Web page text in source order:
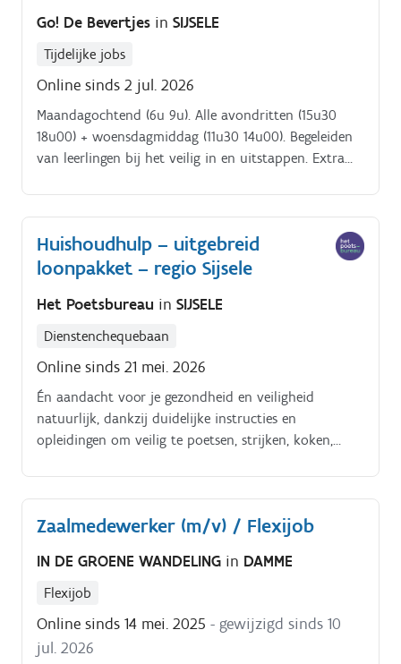
Go! De Bevertjes in SIJSELE
Tijdelijke jobs
Online sinds 2 jul. 2026
Maandagochtend (6u 9u). Alle avondritten (15u30
18u00) + woensdagmiddag (11u30 14u00). Begeleiden
van leerlingen bij het veilig in en uitstappen. Extra
Huishoudhulp – uitgebreid
loonpakket – regio Sijsele
Het Poetsbureau in SIJSELE
Dienstenchequebaan
Online sinds 21 mei. 2026
Én aandacht voor je gezondheid en veiligheid
natuurlijk, dankzij duidelijke instructies en
opleidingen om veilig te poetsen, strijken, koken,
Zaalmedewerker (m/v) / Flexijob
IN DE GROENE WANDELING in DAMME
Flexijob
Online sinds 14 mei. 2025 - gewijzigd sinds 10
jul. 2026